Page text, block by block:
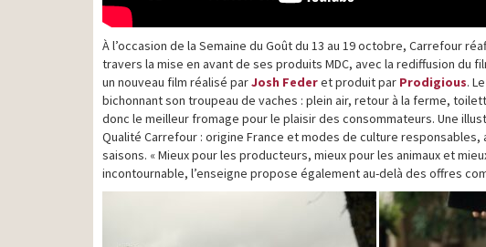
À l’occasion de la Semaine du Goût du 13 au 19 octobre, Carrefour
travers la mise en avant de ses produits MDC, avec la rediffusion du
un nouveau film réalisé parJosh Federet produit par Prodigious.
bichonnant son troupeau de vaches : plein air, retour à la ferme,
donc le meilleur fromage pour le plaisir des consommateurs. Une
Qualité Carrefour : origine France et modes de culture
saisons. « Mieux pour les producteurs, mieux pour les animaux et
incontournable, l’enseigne propose également au-delà des offres